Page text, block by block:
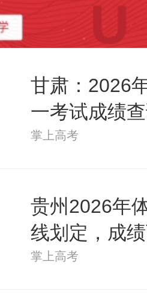
甘肃：2026
一考试成绩
掌上高考
贵州2026年
线划定，成
掌上高考